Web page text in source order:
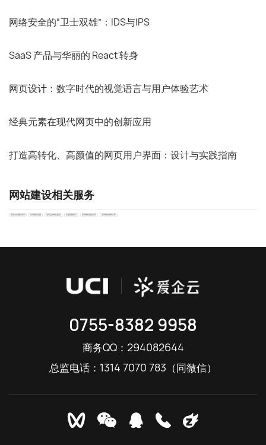
网络安全的“卫士双雄”：IDS与IPS
SaaS 产品与华丽的 React 转身
网页设计：数字时代的视觉语言与用户体验艺术
经典元素在现代网页中的创新应用
打造高转化、高颜值的网页用户界面：设计与实践指南
网站建设相关服务
深圳企业网站设计 深圳网站定制 深圳品牌网站建设 高端官网设计 深圳网站建设公司 深圳网站制作公司
0755-8382 9958
商务QQ： 294082644
总监电话： 1314 7070 783 （同微信）